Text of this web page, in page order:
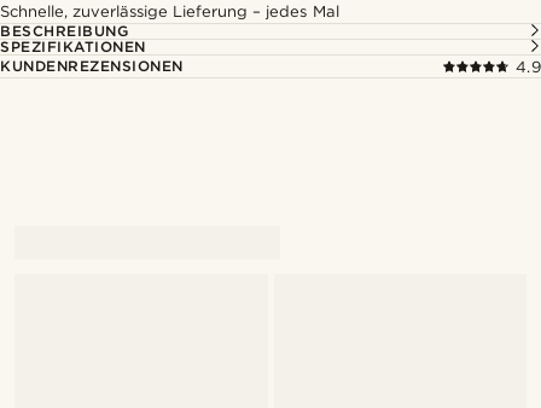
Schnelle, zuverlässige Lieferung – jedes Mal
BESCHREIBUNG
SPEZIFIKATIONEN
KUNDENREZENSIONEN
4.9